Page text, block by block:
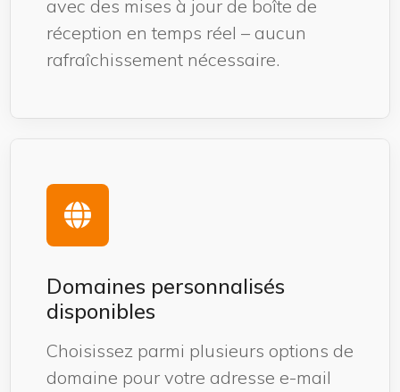
avec des mises à jour de boîte de
réception en temps réel – aucun
rafraîchissement nécessaire.
Domaines personnalisés
disponibles
Choisissez parmi plusieurs options de
domaine pour votre adresse e-mail